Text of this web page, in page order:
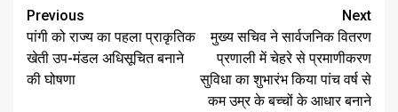
Previous
पांगी को राज्य का पहला प्राकृतिक
खेती उप-मंडल अधिसूचित बनाने
की घोषणा
Next
मुख्य सचिव ने सार्वजनिक वितरण
प्रणाली में चेहरे से प्रमाणीकरण
सुविधा का शुभारंभ किया पांच वर्ष से
कम उम्र के बच्चों के आधार बनाने